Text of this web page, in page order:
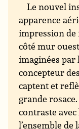
Le nouvel
apparence
impression
côté mur
imaginées par
concepteur
captent et
grande
contraste avec
l’ensemble